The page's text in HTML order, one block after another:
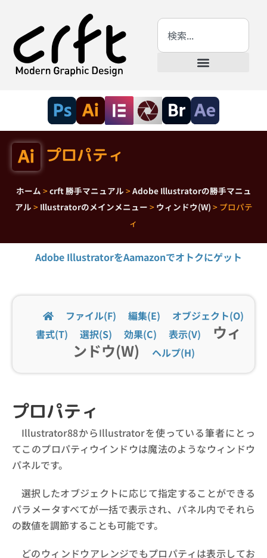
プロパティ
ホーム >crft 勝手マニュアル >Adobe Illustratorの勝手マニュ
アル > Illustratorのメインメニュー > ウィンドウ(W) > プロパテ
ィ
Adobe IllustratorをAamazonでオトクにゲット
ファイル(F) 編集(E)
オブジェクト(O)
書式(T)
選択(S) 効果(C) 表示(V)
ウィ
ンドウ(W)
ヘルプ(H)
プロパティ
Illustrator88からIllustratorを使っている筆者にとっ
てこのプロパティウインドウは魔法のようなウィンドウ
パネルです。
選択したオブジェクトに応じて指定することができる
パラメータすべてが一括で表示され、パネル内でそれら
の数値を調節することも可能です。
どのウィンドウアレンジでもプロパティは表示してお